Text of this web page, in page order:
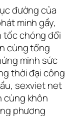
đường của
minh gầy,
tốc chóng đổi
cùng tổng
minh sức
thời đại công
sexviet net
cùng khôn
phương